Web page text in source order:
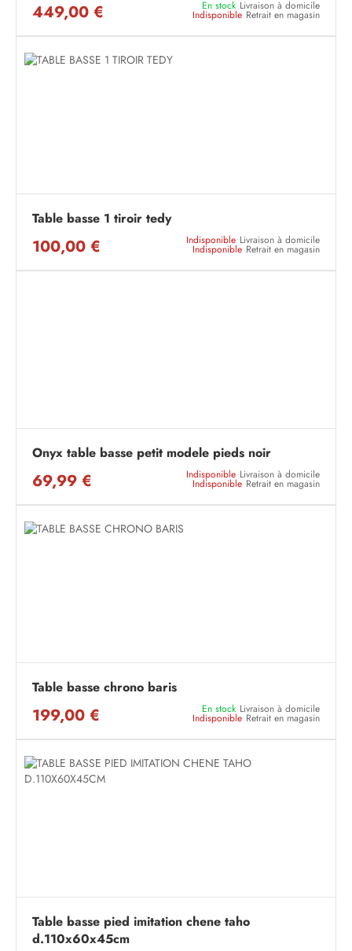
449,00 € En stock Livraison à domicile
Indisponible Retrait en magasin
Table basse 1 tiroir tedy
100,00 € Indisponible Livraison à domicile
Indisponible Retrait en magasin
Onyx table basse petit modele pieds noir
69,99 € Indisponible Livraison à domicile
Indisponible Retrait en magasin
Table basse chrono baris
199,00 € En stock Livraison à domicile
Indisponible Retrait en magasin
Table basse pied imitation chene taho
d.110x60x45cm